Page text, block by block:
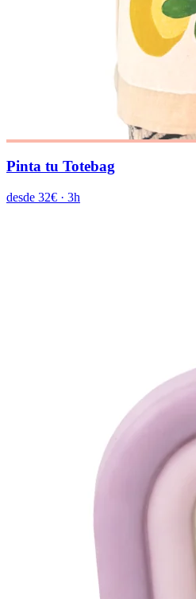
Pinta tu Totebag
desde 32€ · 3h